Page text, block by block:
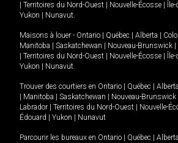
Territoires du Nord-Ouest Nouvelle-Écosse
Yukon
Nunavut.
Maisons à louer - Ontario Québec Alberta
Manitoba
Saskatchewan Nouveau-Brunswick
Territoires du Nord-Ouest Nouvelle-Écosse
Yukon
Nunavut.
Trouver des courtiers en Ontario Québec Alberta
Manitoba Saskatchewan Nouveau-Brunswick
Labrador
Territoires du Nord-Ouest Nouvelle-
Édouard
Yukon Nunavut
Parcourir les bureaux en Ontario Québec Alberta